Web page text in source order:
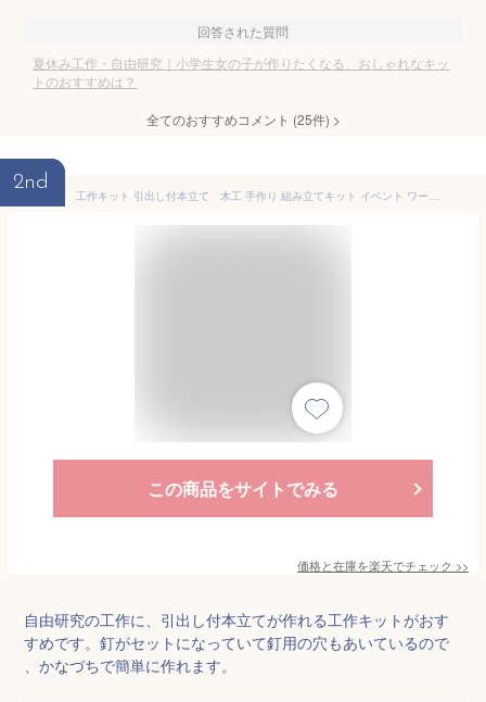
回答された質問
夏休み工作・自由研究｜小学生女の子が作りたくなる、おしゃれなキッ
トのおすすめは？
全てのおすすめコメント (25件) >
2nd
工作キット 引出し付本立て 木工 手作り 組み立てキット イベント ワークショップ DIY かなづちで組み立て 岡山県産 夏休み工作 木工 無垢の木 国産 木工教室 小学生 親子 男の子 女の子 自由研究 釘もセット 自然 宿題工作 簡単 おうち時間
この商品をサイトでみる
価格と在庫を楽天でチェック >>
自由研究の工作に、引出し付本立てが作れる工作キットがおす
すめです。釘がセットになっていて釘用の穴もあいているので
、かなづちで簡単に作れます。